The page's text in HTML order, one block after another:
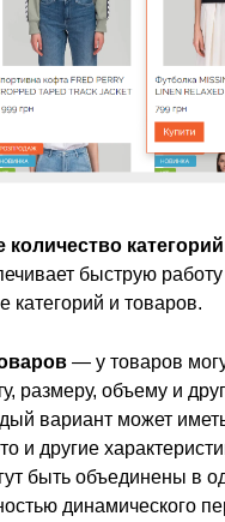
количество
быструю работу
категорий и товаров.
— у товаров
размеру, объему и
вариант может
и другие
быть объединены в
динамического